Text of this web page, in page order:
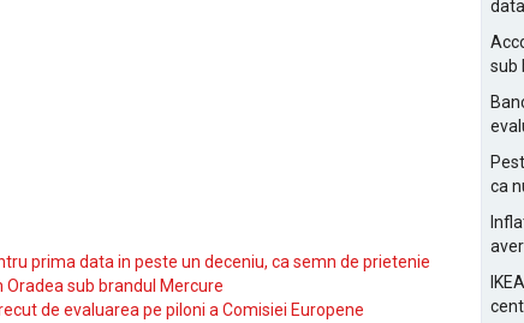
prima data in peste un deceniu, ca semn de prietenie
sub brandul Mercure
de evaluarea pe piloni a Comisiei Europene
sub
ca